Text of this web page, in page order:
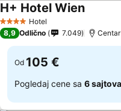
4 ZvezdiceHotel
H+ Hotel Wien
8,9 Odlično 7.049
Od 105 €
Pogledaj cene sa 6 sajtova